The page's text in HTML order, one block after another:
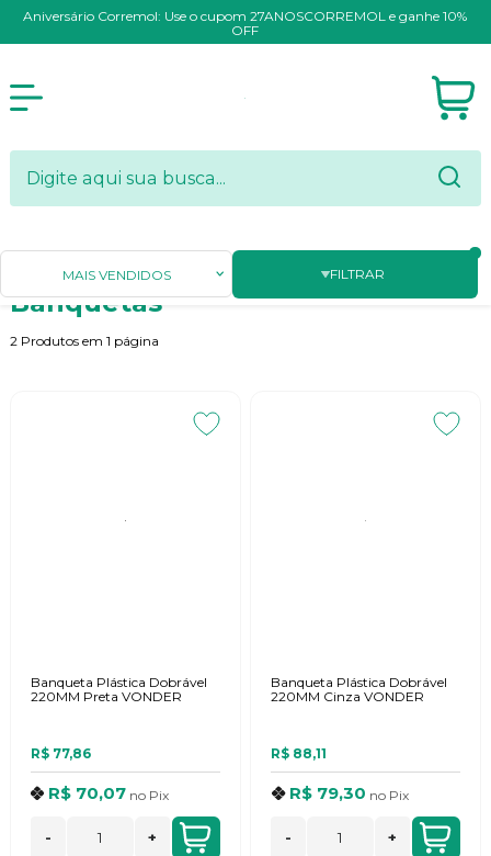
Aniversário Corremol: Use o cupom 27ANOSCORREMOL e ganhe 10%
OFF
Página Inicial FERRAMENTAS MANUAIS Banquetas
Banquetas
2 Produtos em 1 página
FILTRAR
MAIS VENDIDOS
Banqueta Plástica Dobrável
220MM Preta VONDER
R$ 77,86
R$ 70,07 no Pix
- +
Banqueta Plástica Dobrável
220MM Cinza VONDER
R$ 88,11
R$ 79,30 no Pix
- +